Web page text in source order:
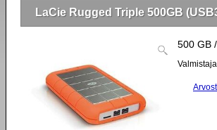
LaCie Rugged Triple 500GB
500 GB